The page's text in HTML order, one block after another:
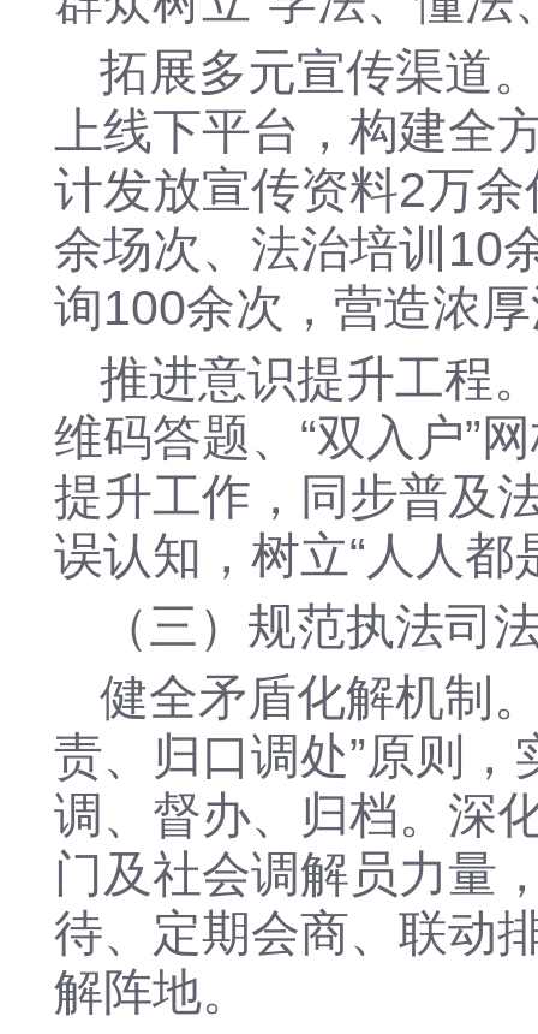
拓展多元宣传渠道
上线下平台，构建全
计发放宣传资料2万
余场次、法治培训10
询100余次，营造浓
推进意识提升工程
维码答题、 “双入户”
提升工作，同步普及
误认知，树立“人人都
（三）规范执法司
健全矛盾化解机制
责、归口调处”原则
调、督办、归档。深
门及社会调解员力量
待、定期会商、联动
解阵地。